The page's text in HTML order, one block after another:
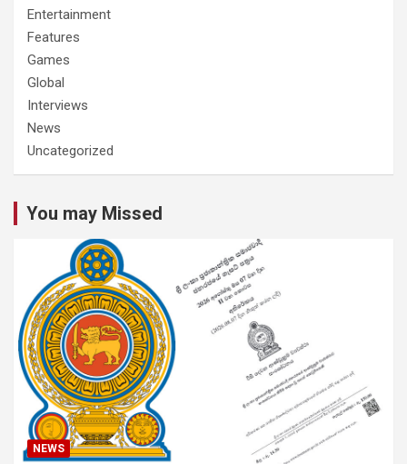
Entertainment
Features
Games
Global
Interviews
News
Uncategorized
You may Missed
NEWS